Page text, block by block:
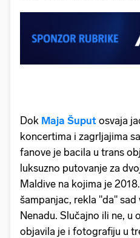
Dok Maja Šuput osvaja
koncertima i zagrljajima
fanove je bacila u trans
luksuzno putovanje za
Maldive na kojima je
šampanjac, rekla "da" sad
Nenadu. Slučajno ili ne, u
objavila je i fotografiju u